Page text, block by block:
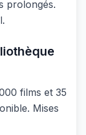
prolongés.
films et 35
Mises